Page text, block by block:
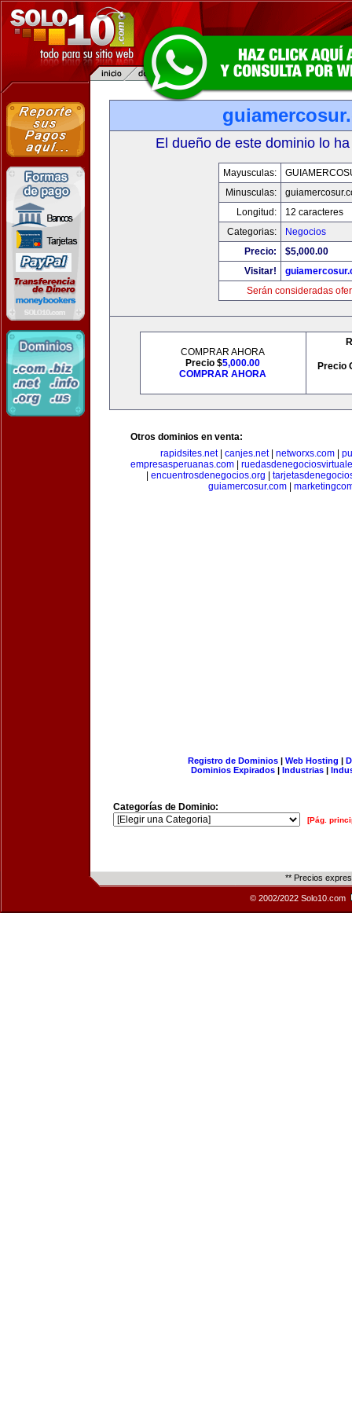
El dueño de este dominio lo
Mayusculas:
Minusculas:
Longitud:
12 caracteres
Categorias:
Negocios
Precio:
$5,000.00
Visitar!
Serán consideradas
COMPRAR AHORA
Precio $5,000.00
COMPRAR AHORA
Precio
Otros dominios en venta:
rapidsites.net| canjes.net| networxs.com
empresasperuanas.com
encuentrosdenegocios.org
guiamercosur.com
Registro de Dominios| Web Hosting |
Dominios Expirados | Industrias |
Categorías de Dominio:
[Pág.
** Precios
© 2002/2022 Solo10.com